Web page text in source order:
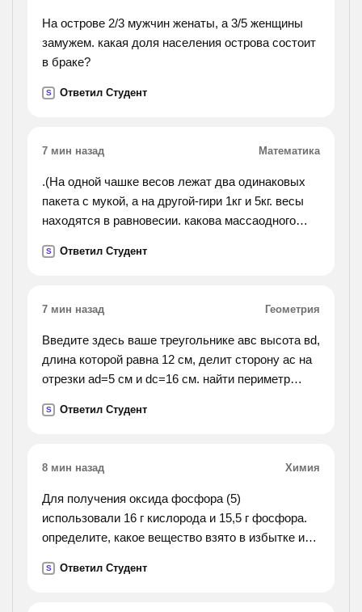
На острове 2/3 мужчин женаты, а 3/5 женщины
замужем. какая доля населения острова состоит
в браке?
S Ответил Студент
7 мин назад Математика
.(На одной чашке весов лежат два одинаковых
пакета с мукой, а на другой-гири 1кг и 5кг. весы
находятся в равновесии. какова массаодного
S Ответил Студент
7 мин назад Геометрия
Введите здесь ваше треугольнике авс высота вd,
длина которой равна 12 см, делит сторону ас на
отрезки аd=5 см и dс=16 см. найти периметр
S Ответил Студент
8 мин назад Химия
Для получения оксида фосфора (5)
использовали 16 г кислорода и 15,5 г фосфора.
определите, какое вещество взято в избытке и
реакции.
S Ответил Студент